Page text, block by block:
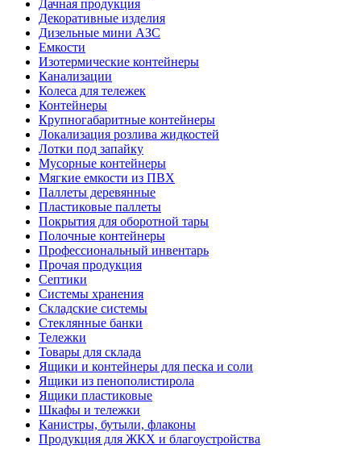
Дачная продукция
Декоративные изделия
Дизельные мини АЗС
Емкости
Изотермические контейнеры
Канализации
Колеса для тележек
Контейнеры
Крупногабаритные контейнеры
Локализация розлива жидкостей
Лотки под запайку
Мусорные контейнеры
Мягкие емкости из ПВХ
Паллеты деревянные
Пластиковые паллеты
Покрытия для оборотной тары
Полочные контейнеры
Профессиональный инвентарь
Прочая продукция
Септики
Системы хранения
Складские системы
Стеклянные банки
Тележки
Товары для склада
Ящики и контейнеры для песка и соли
Ящики из пенополистирола
Ящики пластиковые
Шкафы и тележки
Канистры, бутыли, флаконы
Продукция для ЖКХ и благоустройства